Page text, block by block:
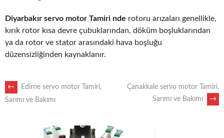
Diyarbakır servo motor Tamiri nde rotoru arızaları genellikle,
kırık rotor kısa devre çubuklarından, döküm boşluklarından
ya da rotor ve stator arasındaki hava boşluğu
düzensizliğinden kaynaklanır.
POST
NAVIGATION
←
Edirne servo motor Tamiri,
Sarımı ve Bakımı
Çanakkale servo motor Tamiri,
Sarımı ve Bakımı
→